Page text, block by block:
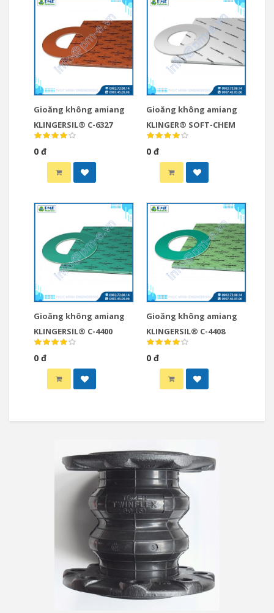
Gioăng không amiang
KLINGERSIL® C-6327
0 đ
Gioăng không amiang
KLINGER® SOFT-CHEM
0 đ
Gioăng không amiang
KLINGERSIL® C-4400
0 đ
Gioăng không amiang
KLINGERSIL® C-4408
0 đ